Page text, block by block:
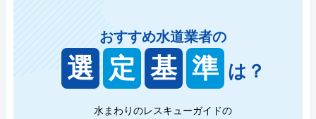
おすすめ水道業者の
選 定 基 準 は？
水まわりのレスキューガイドの